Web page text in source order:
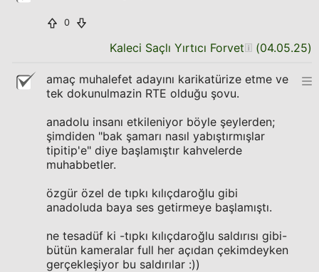
0
Kaleci Saçlı Yırtıcı Forvet (04.05.25)
amaç muhalefet adayını karikatürize etme ve
tek dokunulmazin RTE olduğu şovu.
anadolu insanı etkileniyor böyle şeylerden;
şimdiden "bak şamarı nasıl yabıştırmışlar
tipitip'e" diye başlamıştır kahvelerde
muhabbetler.
özgür özel de tıpkı kılıçdaroğlu gibi
anadoluda baya ses getirmeye başlamıştı.
ne tesadüf ki -tıpkı kılıçdaroğlu saldırısı gibi-
bütün kameralar full her açıdan çekimdeyken
gerçekleşiyor bu saldırılar :))